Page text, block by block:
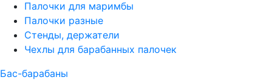
Палочки для маримбы
Палочки разные
Стенды, держатели
Чехлы для барабанных палочек
Бас-барабаны